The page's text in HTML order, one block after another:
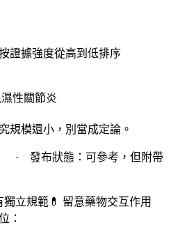
證據強度從高到低排序
性關節炎
規模還小，別當成定論。
· 發布狀態：可參考，但附帶
立規範 💊 留意藥物交互作用
：